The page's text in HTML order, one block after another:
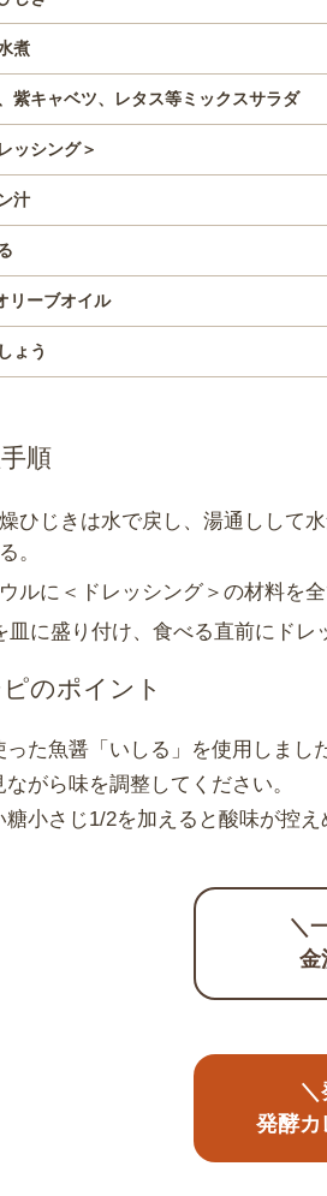
煮
紫キャベツ、レタス等ミックスサラダ
ッシング＞
汁
リーブオイル
ょう
順
ひじきは水で戻し、湯通しして
。
ルに＜ドレッシング＞の材料を
皿に盛り付け、食べる直前にドレ
のポイント
った魚醤「いしる」を使用しまし
がら味を調整してください。
糖小さじ1/2を加えると酸味が控え
＼
金
発酵カ